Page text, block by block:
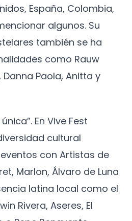
España, Colombia,
algunos. Su
también se ha
como Rauw
Danna Paola, Anitta y
En Vive Fest
cultural
con Artistas de
Marlon, Álvaro de Luna
latina local como el
Rivera, Aseres, El